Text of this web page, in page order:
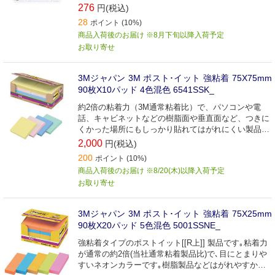
276 円(税込)
28 ポイント (10%)
商品入荷後のお届け ※8月下旬以降入荷予定
お取り寄せ
3Mジャパン 3M ポスト･イット 強粘着 75X75mm
90枚X10パッド 4色混色 6541SSK_
約2倍の粘着力（3M通常粘着比）で、パソコンや電
話、キャビネットなどの樹脂面や垂直面など、つきに
くかった場所にもしっかり貼れてはがれにくい製品で
す。
2,000 円(税込)
200 ポイント (10%)
商品入荷後のお届け ※8/20(木)以降入荷予定
お取り寄せ
3Mジャパン 3M ポスト･イット 強粘着 75X25mm
90枚X20パッド 5色混色 5001SSNE_
強粘着タイプのポストイット[[R上]] 製品です｡粘着力
が通常の約2倍(当社通常粘着製品比)で､目にとまりや
すいネオンカラーです｡樹脂製品などはがれやすかっ